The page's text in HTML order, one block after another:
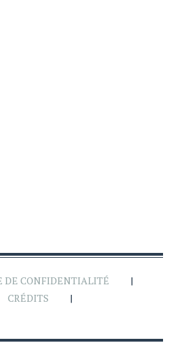
DE CONFIDENTIALITÉ
CRÉDITS